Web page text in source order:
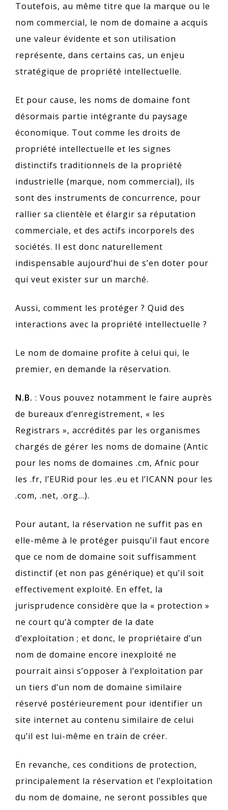
Toutefois, au même titre que la marque ou le
nom commercial, le nom de domaine a acquis
une valeur évidente et son utilisation
représente, dans certains cas, un enjeu
stratégique de propriété intellectuelle.
Et pour cause, les noms de domaine font
désormais partie intégrante du paysage
économique. Tout comme les droits de
propriété intellectuelle et les signes
distinctifs traditionnels de la propriété
industrielle (marque, nom commercial), ils
sont des instruments de concurrence, pour
rallier sa clientèle et élargir sa réputation
commerciale, et des actifs incorporels des
sociétés. Il est donc naturellement
indispensable aujourd’hui de s’en doter pour
qui veut exister sur un marché.
Aussi, comment les protéger ? Quid des
interactions avec la propriété intellectuelle ?
Le nom de domaine profite à celui qui, le
premier, en demande la réservation.
N.B. : Vous pouvez notamment le faire auprès
de bureaux d’enregistrement, « les
Registrars », accrédités par les organismes
chargés de gérer les noms de domaine (Antic
pour les noms de domaines .cm, Afnic pour
les .fr, l’EURid pour les .eu et l’ICANN pour les
.com, .net, .org…).
Pour autant, la réservation ne suffit pas en
elle-même à le protéger puisqu’il faut encore
que ce nom de domaine soit suffisamment
distinctif (et non pas générique) et qu’il soit
effectivement exploité. En effet, la
jurisprudence considère que la « protection »
ne court qu’à compter de la date
d’exploitation ; et donc, le propriétaire d’un
nom de domaine encore inexploité ne
pourrait ainsi s’opposer à l’exploitation par
un tiers d’un nom de domaine similaire
réservé postérieurement pour identifier un
site internet au contenu similaire de celui
qu’il est lui-même en train de créer.
En revanche, ces conditions de protection,
principalement la réservation et l’exploitation
du nom de domaine, ne seront possibles que